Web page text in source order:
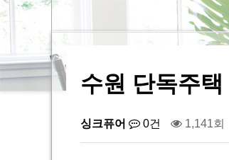
수원 단독주택
싱크퓨어 0건 1,141회